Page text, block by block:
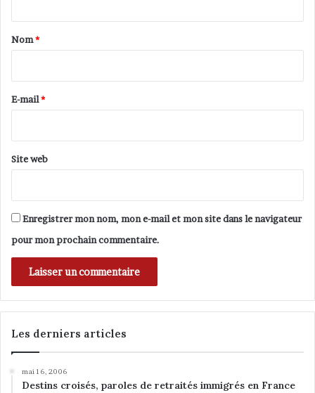
d
a
a
e
Nom*
E-mail*
Site web
Enregistrer mon nom, mon e-mail et mon site dans le navigateur
pour mon prochain commentaire.
Les derniers articles
mai 16, 2006
Destins croisés, paroles de retraités immigrés en France